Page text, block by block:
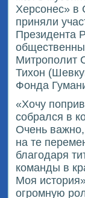
Херсонес» в
приняли
Президента
Митрополит
Тихон
Фонда
«Хочу
собрался в
Очень
на те
благодаря
команды в
Моя
огромную